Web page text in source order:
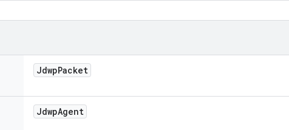
JdwpPacket
JdwpAgent